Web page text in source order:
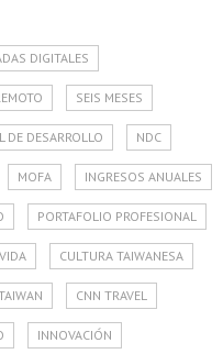
DIGITALES
SEIS MESES
DE DESARROLLO NDC
MOFA INGRESOS ANUALES
PORTAFOLIO PROFESIONAL
CULTURA TAIWANESA
CNN TRAVEL
INNOVACIÓN